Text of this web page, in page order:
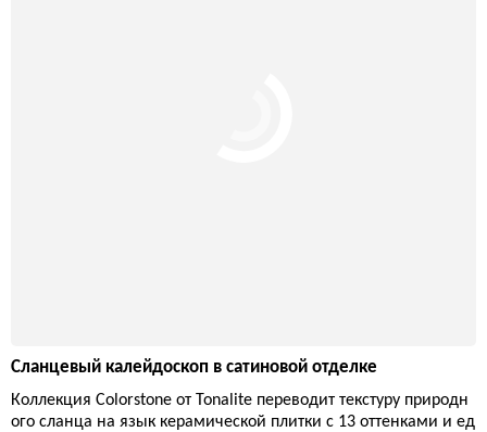
Сланцевый калейдоскоп в сатиновой отделке
Коллекция Colorstone от Tonalite переводит текстуру природн
ого сланца на язык керамической плитки с 13 оттенками и ед